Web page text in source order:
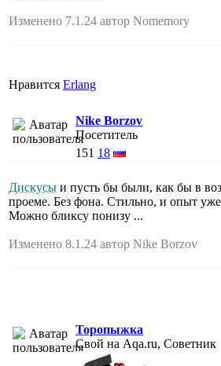
Изменено 7.1.24 автор Nomemory
Нравится Erlang
Nike Borzov
Посетитель
151 18
Дискусы и пусть бы были, как бы в
проеме. Без фона. Стильно, и опыт
Можно бликсу понизу ...
Изменено 8.1.24 автор Nike Borzov
Торопыжка
Свой на Aqa.ru, Советник